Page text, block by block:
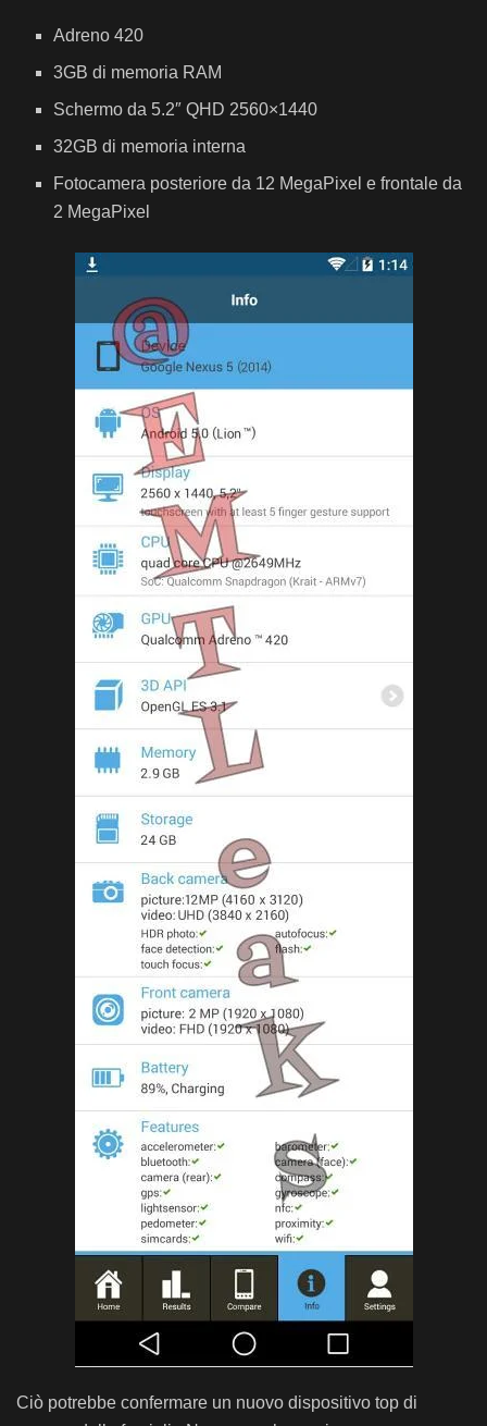
Adreno 420
3GB di memoria RAM
Schermo da 5.2″ QHD 2560×1440
32GB di memoria interna
Fotocamera posteriore da 12 MegaPixel e frontale da
2 MegaPixel
Ciò potrebbe confermare un nuovo dispositivo top di